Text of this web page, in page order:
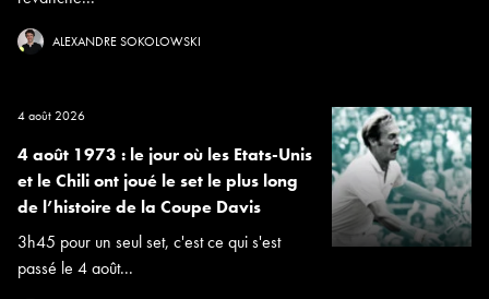
ALEXANDRE SOKOLOWSKI
4 août 2026
4 août 1973 : le jour où les Etats-Unis
et le Chili ont joué le set le plus long
de l’histoire de la Coupe Davis
3h45 pour un seul set, c'est ce qui s'est
passé le 4 août...